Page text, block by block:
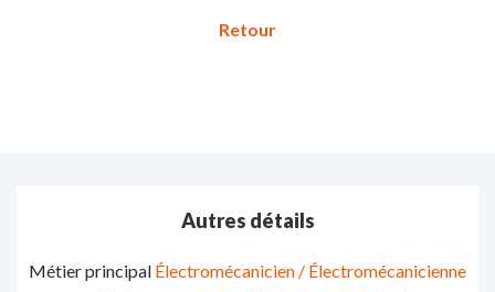
Autres détails
Métier principal Électromécanicien / Électromécanicienne